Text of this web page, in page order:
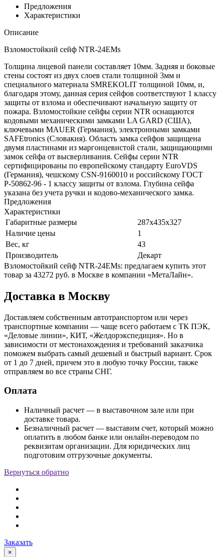
Предложения
Характеристики
Описание
Взломостойкий сейф NTR-24EMs
Толщина лицевой панели составляет 10мм. Задняя и боковые
стены состоят из двух слоев стали толщиной 3мм и
специального материала SMREKOLIT толщиной 10мм, и,
благодаря этому, данная серия сейфов соответствуют 1 классу
защиты от взлома и обеспечивают начальную защиту от
пожара. Взломостойкие сейфы серии NTR оснащаются
кодовыми механическими замками LA GARD (США),
ключевыми MAUER (Германия), электронными замками
SAFEtronics (Словакия). Область замка сейфов защищена
двумя пластинами из маргонцевистой стали, защищающими
замок сейфа от высверливания. Сейфы серии NTR
сертифицированы по европейскому стандарту EuroVDS
(Германия), чешскому CSN-9160010 и российскому ГОСТ
Р-50862-96 - 1 классу защиты от взлома. Глубина сейфа
указана без учета ручки и кодово-механического замка.
Предложения
Характеристики
Габаритные размеры
287х435х327
Наличие цены
1
Вес, кг
43
Производитель
Декарт
Взломостойкий сейф NTR-24EMs: предлагаем купить этот
товар за 43272 руб. в Москве в компании «МетаЛайн».
Доставка в Москву
Доставляем собственным автотранспортом или через
транспортные компании — чаще всего работаем с ТК ПЭК,
«Деловые линии», КИТ, «Желдорэкспедиция». Но в
зависимости от местонахождения и требований заказчика
поможем выбрать самый дешевый и быстрый вариант. Срок
от 1 до 7 дней, причем это в любую точку России, также
отправляем во все страны СНГ.
Оплата
Наличный расчет — в выставочном зале или при
доставке товара.
Безналичный расчет — выставим счет, который можно
оплатить в любом банке или онлайн-переводом по
реквизитам организации. Для юридических лиц
подготовим отгрузочные документы.
Вернуться обратно
Заказать
×